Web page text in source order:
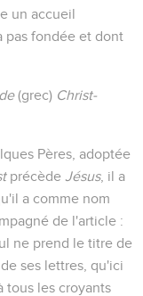
un accueil
pas fondée et dont
(grec) Christ-
Pères, adoptée
précède Jésus, il a
a comme nom
de l'article :
ne prend le titre de
ses lettres, qu'ici
tous les croyants